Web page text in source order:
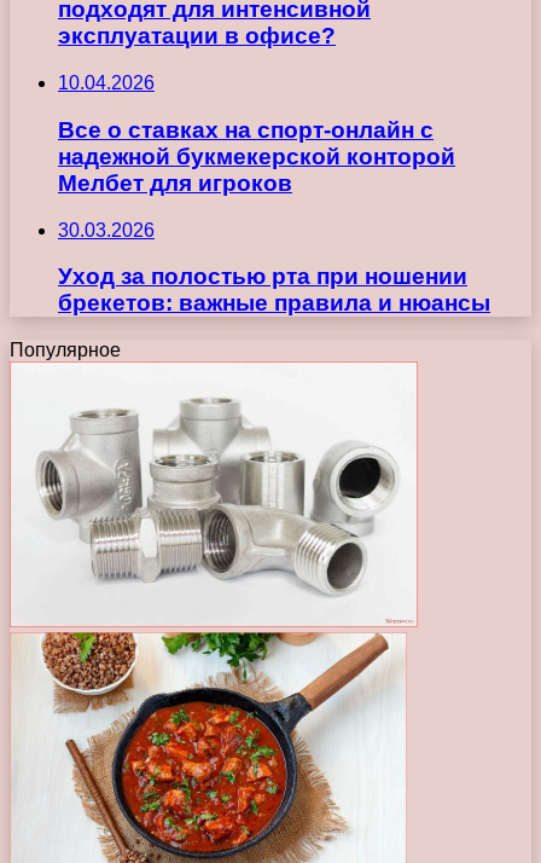
подходят для интенсивной
эксплуатации в офисе?
10.04.2026
Все о ставках на спорт-онлайн с
надежной букмекерской конторой
Мелбет для игроков
30.03.2026
Уход за полостью рта при ношении
брекетов: важные правила и нюансы
Популярное